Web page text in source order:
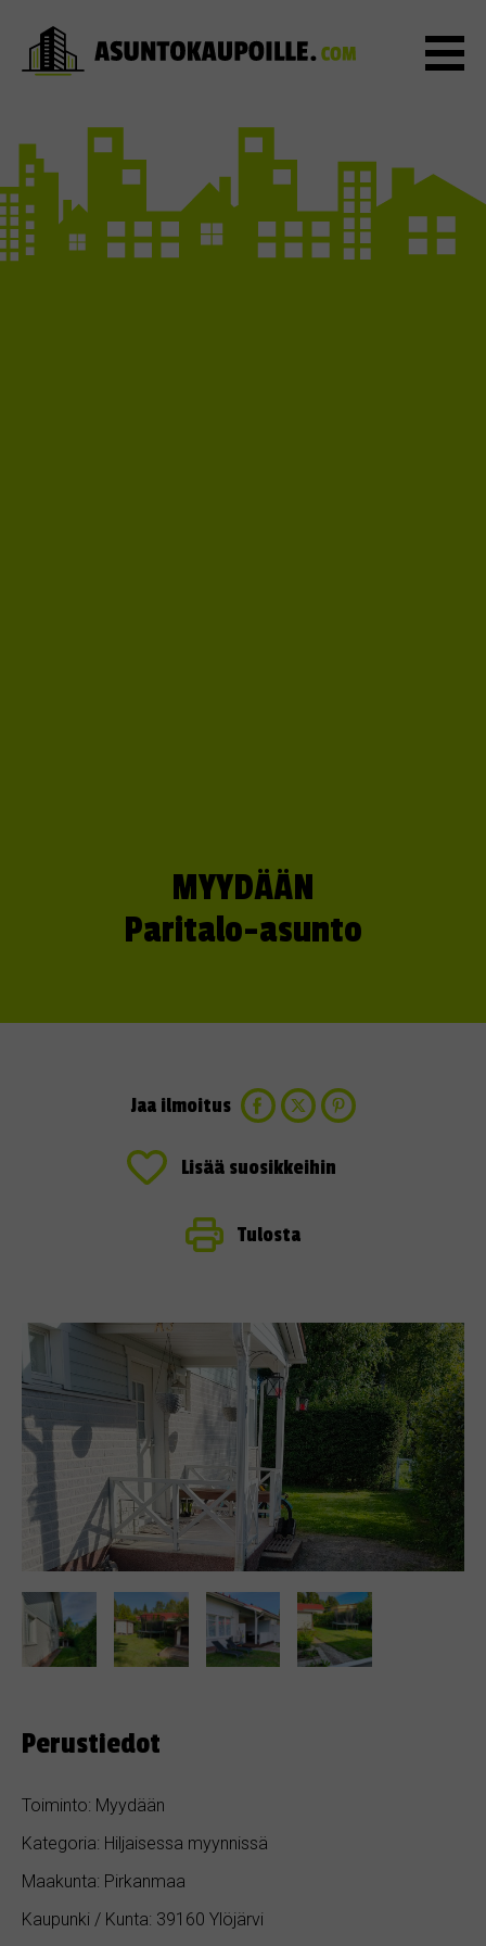
MYYDÄÄN
Paritalo-asunto
Jaa ilmoitus
Lisää suosikkeihin
Tulosta
Perustiedot
Toiminto: Myydään
Kategoria: Hiljaisessa myynnissä
Maakunta: Pirkanmaa
Kaupunki / Kunta: 39160 Ylöjärvi